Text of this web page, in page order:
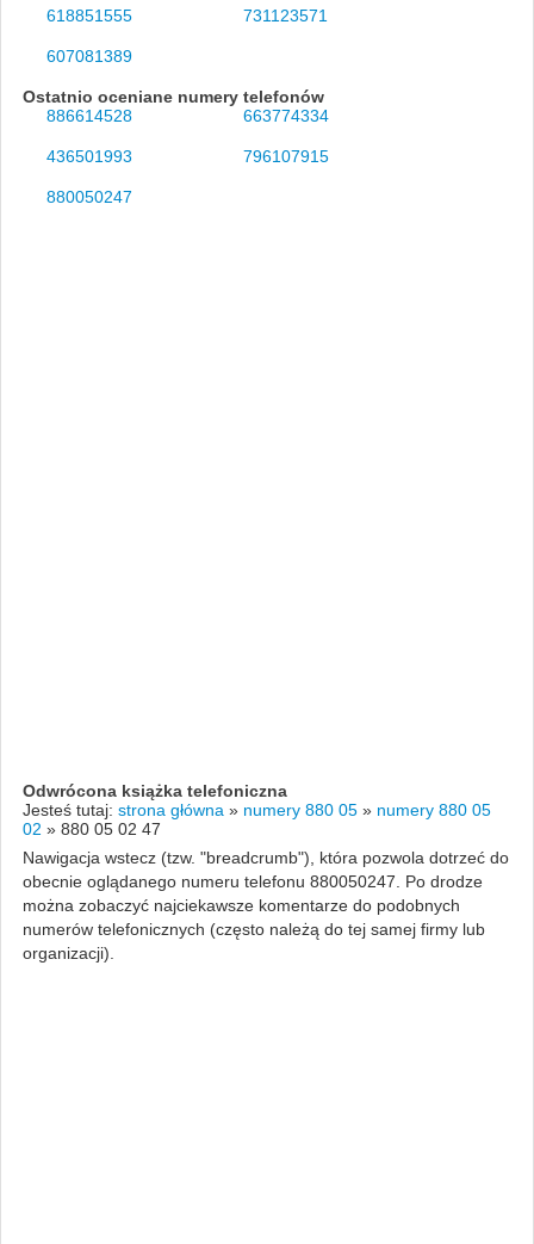
618851555 731123571
607081389
Ostatnio oceniane numery telefonów
886614528
663774334
436501993 796107915
880050247
Odwrócona książka telefoniczna
Jesteś tutaj: strona główna » numery 880 05 » numery 880 05
02 » 880 05 02 47
Nawigacja wstecz (tzw. "breadcrumb"), która pozwola dotrzeć do
obecnie oglądanego numeru telefonu 880050247. Po drodze
można zobaczyć najciekawsze komentarze do podobnych
numerów telefonicznych (często należą do tej samej firmy lub
organizacji).